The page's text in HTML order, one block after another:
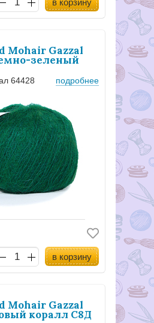
Mohair Gazzal
зеленый
64428 подробнее
в корзину
Mohair Gazzal
коралл С8Д